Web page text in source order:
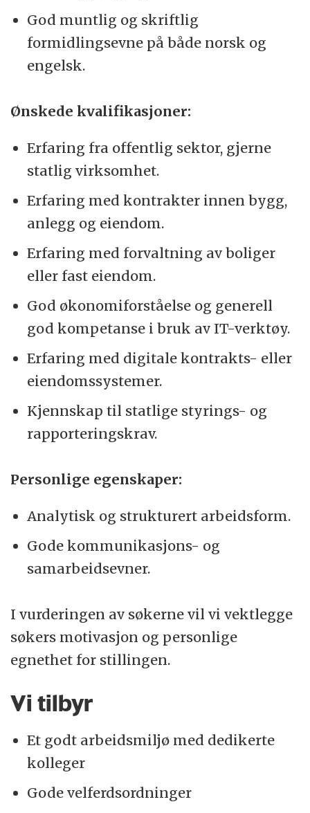
God muntlig og skriftlig
formidlingsevne på både norsk og
engelsk.
Ønskede kvalifikasjoner:
Erfaring fra offentlig sektor, gjerne
statlig virksomhet.
Erfaring med kontrakter innen bygg,
anlegg og eiendom.
Erfaring med forvaltning av boliger
eller fast eiendom.
God økonomiforståelse og generell
god kompetanse i bruk av IT-verktøy.
Erfaring med digitale kontrakts- eller
eiendomssystemer.
Kjennskap til statlige styrings- og
rapporteringskrav.
Personlige egenskaper:
Analytisk og strukturert arbeidsform.
Gode kommunikasjons- og
samarbeidsevner.
I vurderingen av søkerne vil vi vektlegge
søkers motivasjon og personlige
egnethet for stillingen.
Vi tilbyr
Et godt arbeidsmiljø med dedikerte
kolleger
Gode velferdsordninger